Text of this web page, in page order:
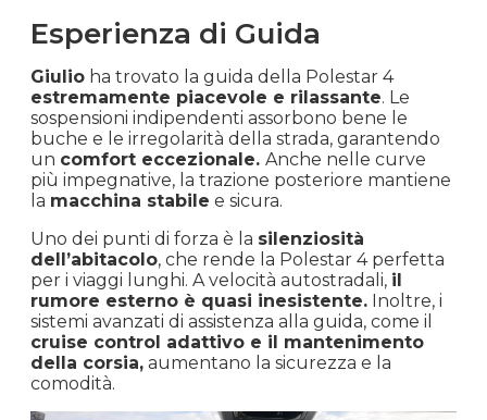
Esperienza di Guida
Giulio ha trovato la guida della Polestar 4
estremamente piacevole e rilassante. Le
sospensioni indipendenti assorbono bene le
buche e le irregolarità della strada, garantendo
un comfort eccezionale. Anche nelle curve
più impegnative, la trazione posteriore mantiene
la macchina stabile e sicura.
Uno dei punti di forza è la silenziosità
dell’abitacolo, che rende la Polestar 4 perfetta
per i viaggi lunghi. A velocità autostradali, il
rumore esterno è quasi inesistente. Inoltre, i
sistemi avanzati di assistenza alla guida, come il
cruise control adattivo e il mantenimento
della corsia, aumentano la sicurezza e la
comodità.